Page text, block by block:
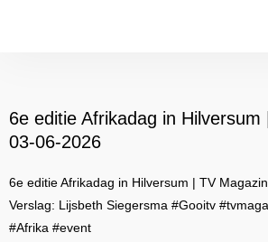
6e editie Afrikadag in Hilversum
03-06-2026
6e editie Afrikadag in Hilversum | TV
Verslag: Lijsbeth Siegersma #Gooitv
#Afrika #event